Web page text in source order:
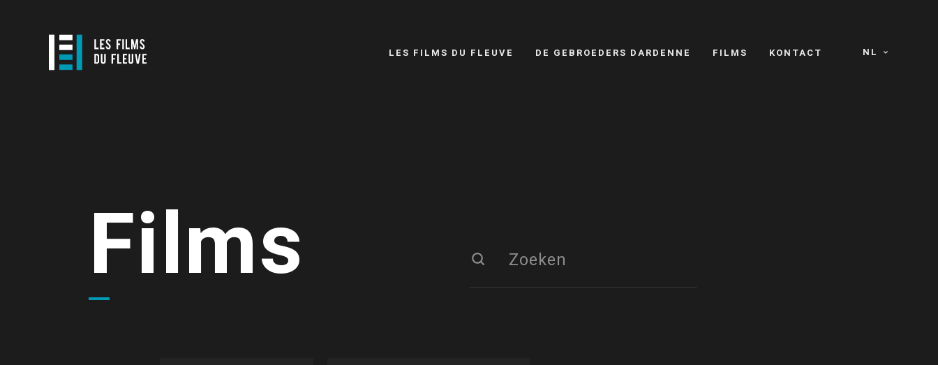
NL
LES FILMS DU FLEUVE DE GEBROEDERS DARDENNE FILMS KONTACT
Films